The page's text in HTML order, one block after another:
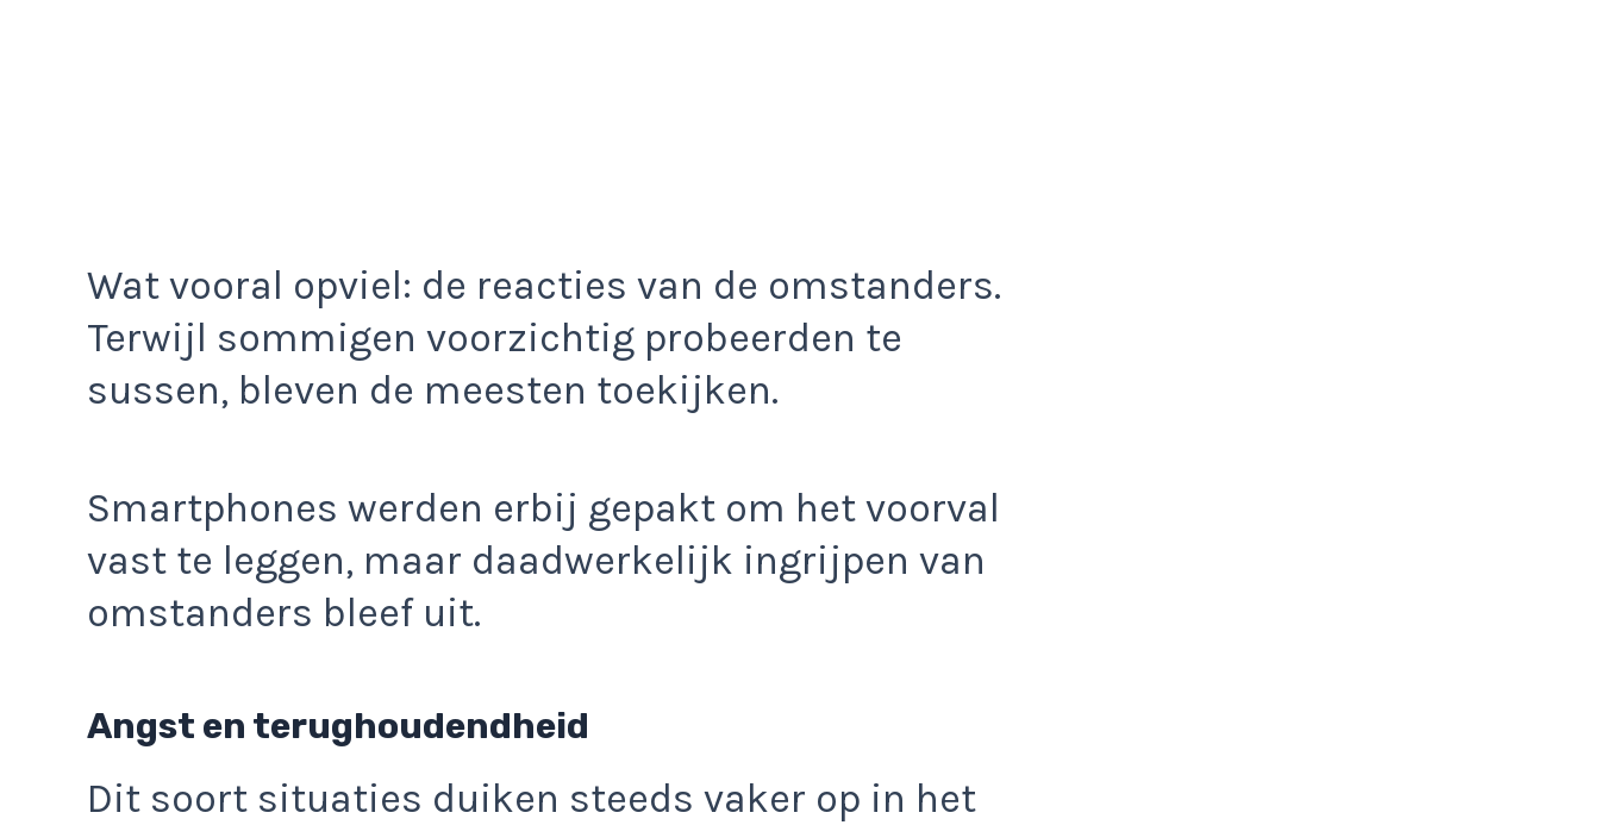
Wat vooral opviel: de reacties van de omstanders.
Terwijl sommigen voorzichtig probeerden te
sussen, bleven de meesten toekijken.
Smartphones werden erbij gepakt om het voorval
vast te leggen, maar daadwerkelijk ingrijpen van
omstanders bleef uit.
Angst en terughoudendheid
Dit soort situaties duiken steeds vaker op in het